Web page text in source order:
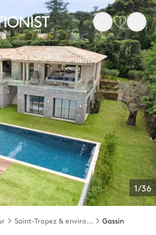
1/36
Saint-Tropez & environs Gassin